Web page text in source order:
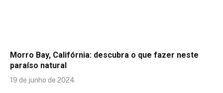
Morro Bay, Califórnia: descubra o que fazer neste
paraíso natural
19 de junho de 2024